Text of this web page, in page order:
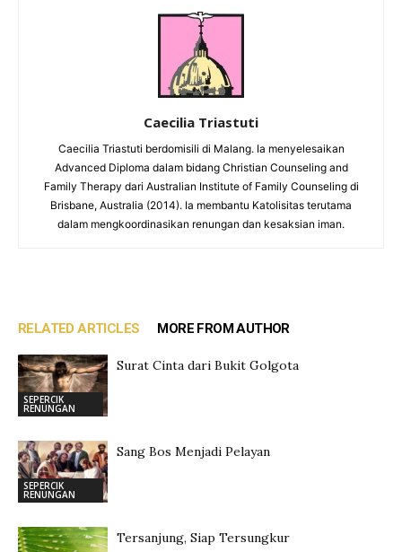
Caecilia Triastuti
Caecilia Triastuti berdomisili di Malang. Ia menyelesaikan
Advanced Diploma dalam bidang Christian Counseling and
Family Therapy dari Australian Institute of Family Counseling di
Brisbane, Australia (2014). Ia membantu Katolisitas terutama
dalam mengkoordinasikan renungan dan kesaksian iman.
RELATED ARTICLES MORE FROM AUTHOR
SEPERCIK
RENUNGAN
Surat Cinta dari Bukit Golgota
SEPERCIK
RENUNGAN
Sang Bos Menjadi Pelayan
Tersanjung, Siap Tersungkur